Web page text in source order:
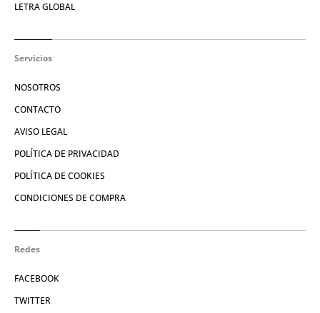
LETRA GLOBAL
Servicios
NOSOTROS
CONTACTO
AVISO LEGAL
POLÍTICA DE PRIVACIDAD
POLÍTICA DE COOKIES
CONDICIONES DE COMPRA
Redes
FACEBOOK
TWITTER